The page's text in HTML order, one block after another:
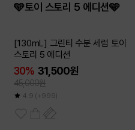
🩵토이 스토리 5 에디션🩵
[130mL] 그린티 수분 세럼 토이
스토리 5 에디션
30% 31,500원
45,000원
4.9 (+999)